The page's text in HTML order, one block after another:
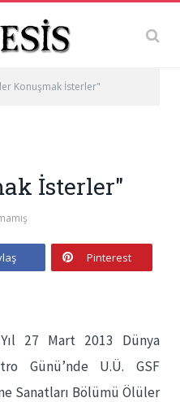
Konuşmak İsterler"
İsterler"
Pinterest
27 Mart 2013 Dünya
Günü’nde U.Ü. GSF
Sanatları Bölümü Ölüler